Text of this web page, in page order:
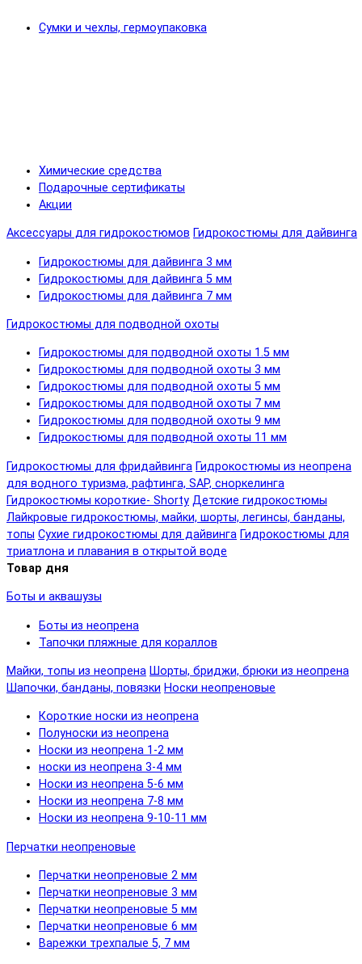
Сумки и чехлы, гермоупаковка
Химические средства
Подарочные сертификаты
Акции
Аксессуары для гидрокостюмов Гидрокостюмы для дайвинга
Гидрокостюмы для дайвинга 3 мм
Гидрокостюмы для дайвинга 5 мм
Гидрокостюмы для дайвинга 7 мм
Гидрокостюмы для подводной охоты
Гидрокостюмы для подводной охоты 1.5 мм
Гидрокостюмы для подводной охоты 3 мм
Гидрокостюмы для подводной охоты 5 мм
Гидрокостюмы для подводной охоты 7 мм
Гидрокостюмы для подводной охоты 9 мм
Гидрокостюмы для подводной охоты 11 мм
Гидрокостюмы для фридайвинга Гидрокостюмы из неопрена
для водного туризма, рафтинга, SAP, сноркелинга
Гидрокостюмы короткие- Shorty Детские гидрокостюмы
Лайкровые гидрокостюмы, майки, шорты, легинсы, банданы,
топы Сухие гидрокостюмы для дайвинга Гидрокостюмы для
триатлона и плавания в открытой воде
Товар дня
Боты и аквашузы
Боты из неопрена
Тапочки пляжные для кораллов
Майки, топы из неопрена Шорты, бриджи, брюки из неопрена
Шапочки, банданы, повязки Носки неопреновые
Короткие носки из неопрена
Полуноски из неопрена
Носки из неопрена 1-2 мм
носки из неопрена 3-4 мм
Носки из неопрена 5-6 мм
Носки из неопрена 7-8 мм
Носки из неопрена 9-10-11 мм
Перчатки неопреновые
Перчатки неопреновые 2 мм
Перчатки неопреновые 3 мм
Перчатки неопреновые 5 мм
Перчатки неопреновые 6 мм
Варежки трехпалые 5, 7 мм